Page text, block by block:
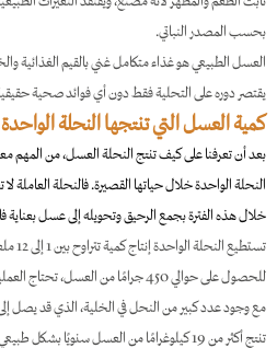
بحسب المصدر النباتي.
العسل الطبيعي هو غذاء متكامل غني بالقيم الغذائية
يقتصر دوره على التحلية فقط دون أي فوائد صحية
كمية العسل التي تنتجها النحلة الواحدة
بعد أن تعرفنا على كيف تنتج النحلة العسل، من المهم
النحلة الواحدة خلال حياتها القصيرة. فالنحلة العاملة
خلال هذه الفترة بجمع الرحيق وتحويله إلى عسل بعناية
تستطيع النحلة الواحدة إنتاج كمية تتراوح بين 1 إلى 12 ملعقة صغيرة من العسل طوال حياتها.
للحصول على حوالي 450 جرامًا من العسل، تحتاج العملية إلى عمل أكثر من 300 نحلة عاملة.
مع وجود عدد كبير من النحل في الخلية، الذي قد يصل
تنتج أكثر من 19 كيلوغرامًا من العسل سنويًا بشكل طبيعي.